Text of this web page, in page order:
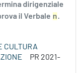
dirigenziale
il Verbale n.
CULTURA
PR 2021-